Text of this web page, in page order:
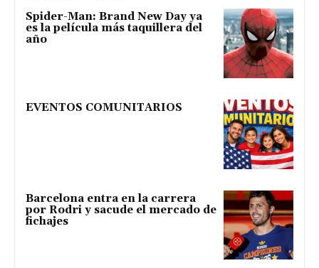
Spider-Man: Brand New Day ya
es la película más taquillera del
año
EVENTOS COMUNITARIOS
Barcelona entra en la carrera
por Rodri y sacude el mercado de
fichajes